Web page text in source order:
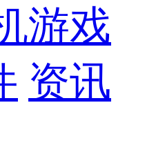
游戏
资讯